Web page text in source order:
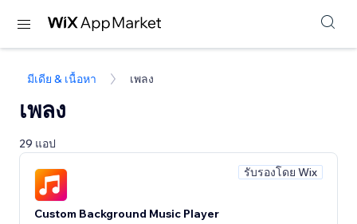
มีเดีย & เนื้อหา เพลง
เพลง
29 แอป
รับรองโดย Wix
Custom Background Music Player